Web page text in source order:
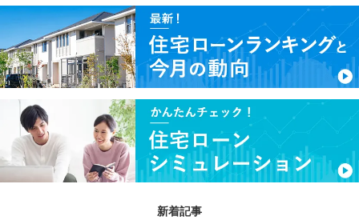
新着記事